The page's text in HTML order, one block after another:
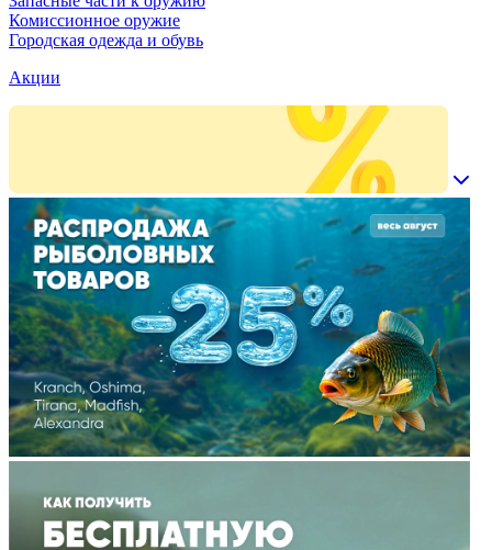
Комиссионное оружие
Городская одежда и обувь
Акции